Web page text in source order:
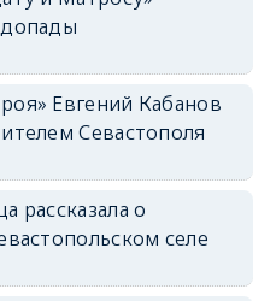
Евгений Кабанов
Севастополя
рассказала о
селе